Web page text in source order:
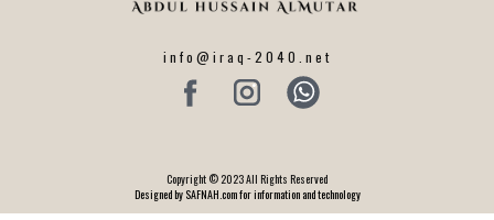
info@iraq-2040.net
Copyright © 2023 All Rights Reserved
Designed by SAFNAH.com for information and technology